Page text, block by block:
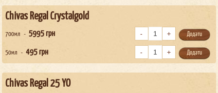
Chivas Regal Crystalgold
700мл 5995 грн Додати
50мл 495 грн Додати
Chivas Regal 25 YO